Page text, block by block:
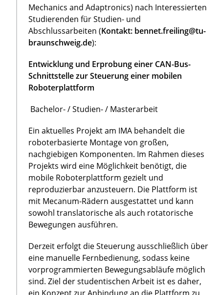
Mechanics and Adaptronics) nach Interessierten
Studierenden für Studien- und
Abschlussarbeiten (Kontakt: bennet.freiling@tu-
braunschweig.de):
Entwicklung und Erprobung einer CAN-Bus-
Schnittstelle zur Steuerung einer mobilen
Roboterplattform
Bachelor- / Studien- / Masterarbeit
Ein aktuelles Projekt am IMA behandelt die
roboterbasierte Montage von großen,
nachgiebigen Komponenten. Im Rahmen dieses
Projekts wird eine Möglichkeit benötigt, die
mobile Roboterplattform gezielt und
reproduzierbar anzusteuern. Die Plattform ist
mit Mecanum-Rädern ausgestattet und kann
sowohl translatorische als auch rotatorische
Bewegungen ausführen.
Derzeit erfolgt die Steuerung ausschließlich über
eine manuelle Fernbedienung, sodass keine
vorprogrammierten Bewegungsabläufe möglich
sind. Ziel der studentischen Arbeit ist es daher,